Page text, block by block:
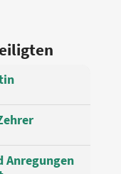
Anregungen